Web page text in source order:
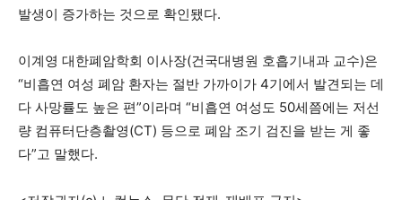
발생이 증가하는 것으로 확인됐다.
이계영 대한폐암학회 이사장(건국대병원 호흡기내과 교수)은
“비흡연 여성 폐암 환자는 절반 가까이가 4기에서 발견되는 데
다 사망률도 높은 편”이라며 “비흡연 여성도 50세쯤에는 저선
량 컴퓨터단층촬영(CT) 등으로 폐암 조기 검진을 받는 게 좋
다”고 말했다.